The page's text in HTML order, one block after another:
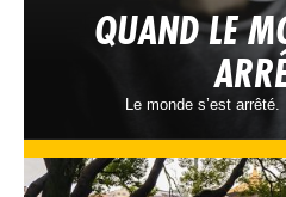
QUAND LE
Le monde s’est